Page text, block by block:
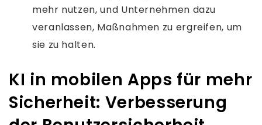
mehr nutzen, und Unternehmen dazu
veranlassen, Maßnahmen zu ergreifen, um
sie zu halten.
KI in mobilen Apps für mehr
Sicherheit: Verbesserung